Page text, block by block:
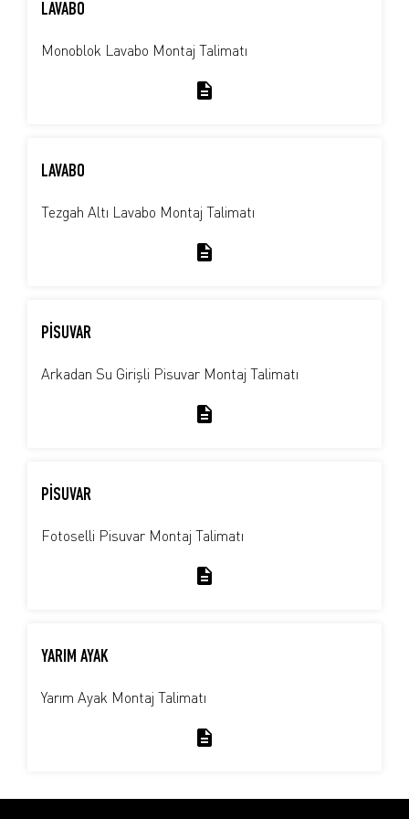
LAVABO
Monoblok Lavabo Montaj Talimatı
LAVABO
Tezgah Altı Lavabo Montaj Talimatı
PİSUVAR
Arkadan Su Girişli Pisuvar Montaj Talimatı
PİSUVAR
Fotoselli Pisuvar Montaj Talimatı
YARIM AYAK
Yarım Ayak Montaj Talimatı